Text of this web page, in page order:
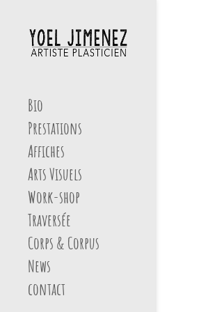
Bio
Prestations
Affiches
Arts Visuels
Work-shop
Traversée
Corps & Corpus
News
contact